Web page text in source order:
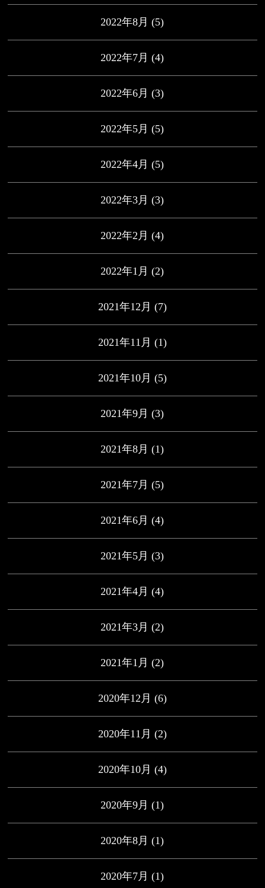
2022年8月 (5)
2022年7月 (4)
2022年6月 (3)
2022年5月 (5)
2022年4月 (5)
2022年3月 (3)
2022年2月 (4)
2022年1月 (2)
2021年12月 (7)
2021年11月 (1)
2021年10月 (5)
2021年9月 (3)
2021年8月 (1)
2021年7月 (5)
2021年6月 (4)
2021年5月 (3)
2021年4月 (4)
2021年3月 (2)
2021年1月 (2)
2020年12月 (6)
2020年11月 (2)
2020年10月 (4)
2020年9月 (1)
2020年8月 (1)
2020年7月 (1)